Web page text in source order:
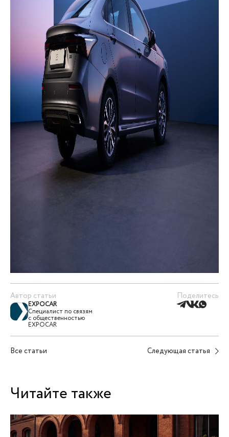
Автор статьи
EXPOCAR
Специалист по связям
с общественностью
EXPOCAR
Поделитесь
Все статьи Следующая статья
Читайте также